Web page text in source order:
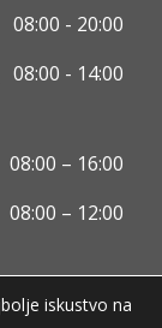
08:00 - 20:00
08:00 - 14:00
08:00 – 16:00
08:00 – 12:00
iskustvo na